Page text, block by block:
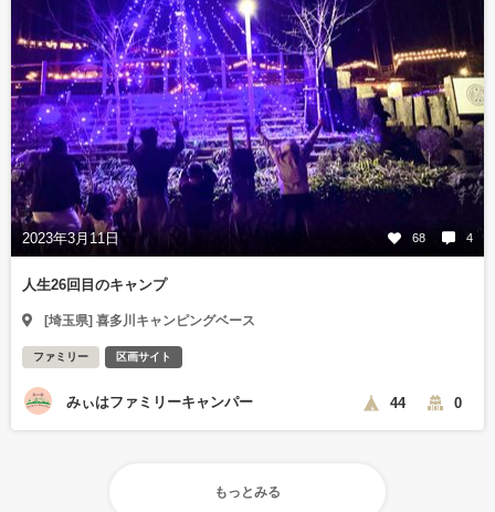
2023年3月11日 68 4
人生26回目のキャンプ
[埼玉県] 喜多川キャンピングベース
ファミリー 区画サイト
みぃはファミリーキャンパー 44 0
もっとみる